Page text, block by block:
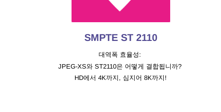
SMPTE ST 2110
대역폭 효율성:
JPEG-XS와 ST2110은 어떻게 결합됩니까?
HD에서 4K까지, 심지어 8K까지!